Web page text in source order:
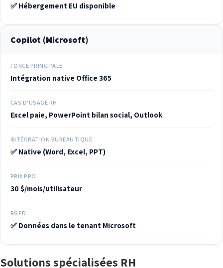
✅ Hébergement EU disponible
Copilot (Microsoft)
FORCE PRINCIPALE
Intégration native Office 365
CAS D'USAGE RH
Excel paie, PowerPoint bilan social, Outlook
INTÉGRATION BUREAUTIQUE
✅ Native (Word, Excel, PPT)
PRIX PRO
30 $/mois/utilisateur
RGPD
✅ Données dans le tenant Microsoft
Solutions spécialisées RH